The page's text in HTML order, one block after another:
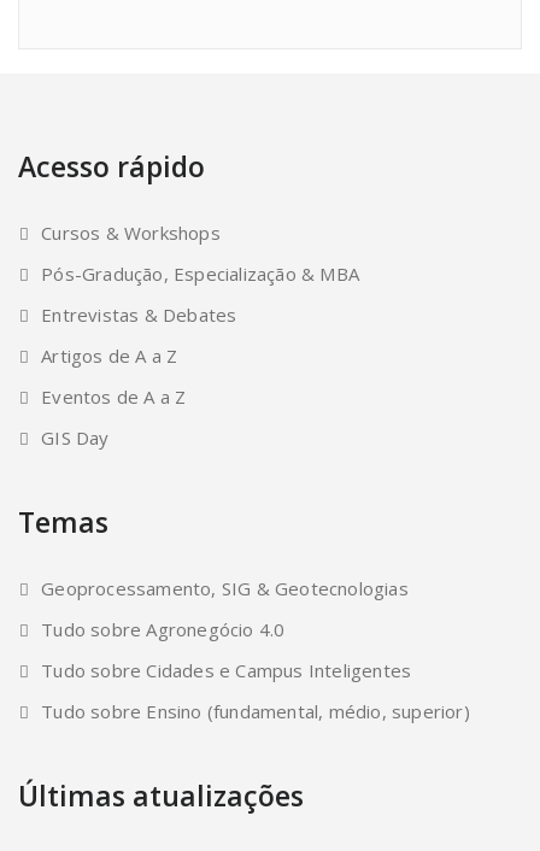
Acesso rápido
Cursos & Workshops
Pós-Gradução, Especialização & MBA
Entrevistas & Debates
Artigos de A a Z
Eventos de A a Z
GIS Day
Temas
Geoprocessamento, SIG & Geotecnologias
Tudo sobre Agronegócio 4.0
Tudo sobre Cidades e Campus Inteligentes
Tudo sobre Ensino (fundamental, médio, superior)
Últimas atualizações